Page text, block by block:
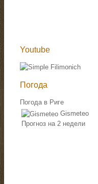
Youtube
Погода
Погода в Риге
Gismeteo
Прогноз на 2 недели